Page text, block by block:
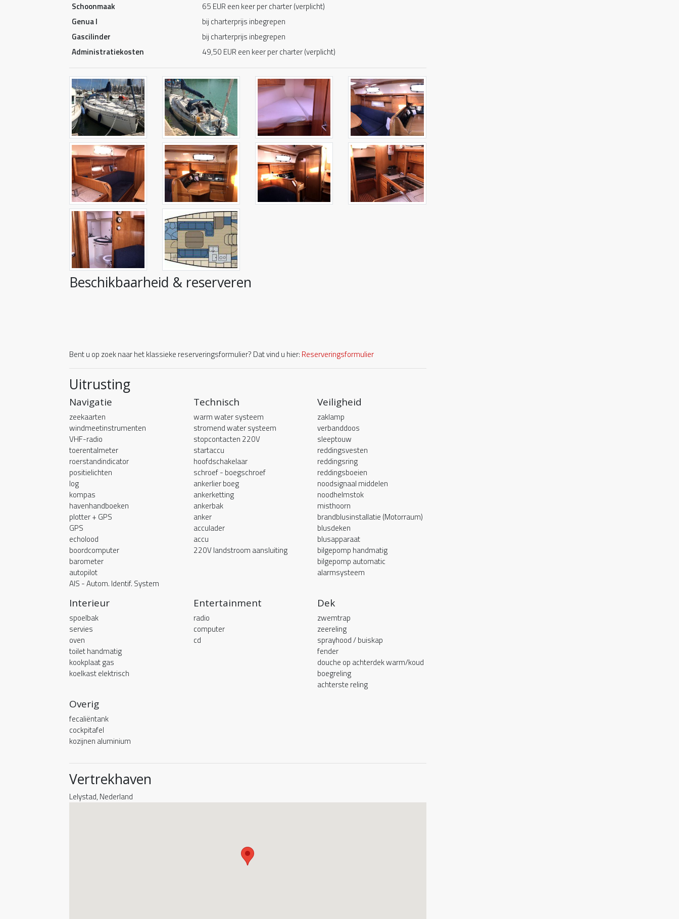
Schoonmaak
65 EUR een keer per charter (verplicht)
Genua I
bij charterprijs inbegrepen
Gascilinder
bij charterprijs inbegrepen
Administratiekosten
49,50 EUR een keer per charter (verplicht)
Beschikbaarheid & reserveren
Bent u op zoek naar het klassieke reserveringsformulier? Dat vind u hier: Reserveringsformulier
Uitrusting
Navigatie
zeekaarten
windmeetinstrumenten
VHF-radio
toerentalmeter
roerstandindicator
positielichten
log
kompas
havenhandboeken
plotter + GPS
GPS
echolood
boordcomputer
barometer
autopilot
AIS - Autom. Identif. System
Technisch
warm water systeem
stromend water systeem
stopcontacten 220V
startaccu
hoofdschakelaar
schroef - boegschroef
ankerlier boeg
ankerketting
ankerbak
anker
acculader
accu
220V landstroom aansluiting
Veiligheid
zaklamp
verbanddoos
sleeptouw
reddingsvesten
reddingsring
reddingsboeien
noodsignaal middelen
noodhelmstok
misthoorn
brandblusinstallatie (Motorraum)
blusdeken
blusapparaat
bilgepomp handmatig
bilgepomp automatic
alarmsysteem
Interieur
spoelbak
servies
oven
toilet handmatig
kookplaat gas
koelkast elektrisch
Entertainment
radio
computer
cd
Dek
zwemtrap
zeereling
sprayhood / buiskap
fender
douche op achterdek warm/koud
boegreling
achterste reling
Overig
fecaliëntank
cockpitafel
kozijnen aluminium
Vertrekhaven
Lelystad, Nederland